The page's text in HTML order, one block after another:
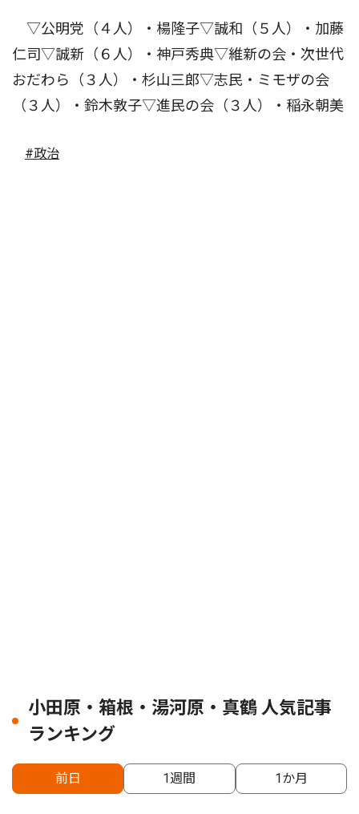
▽公明党（４人）・楊隆子▽誠和（５人）・加藤
仁司▽誠新（６人）・神戸秀典▽維新の会・次世代
おだわら（３人）・杉山三郎▽志民・ミモザの会
（３人）・鈴木敦子▽進民の会（３人）・稲永朝美
#政治
小田原・箱根・湯河原・真鶴 人気記事
ランキング
前日 1週間 1か月